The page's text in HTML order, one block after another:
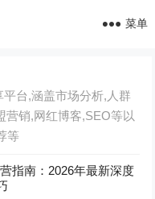
菜单
台,涵盖市场分析,人群
营销,网红博客,SEO等以
等
指南：2026年最新深度